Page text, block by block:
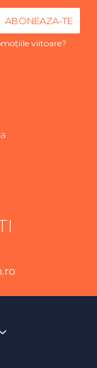
viitoare?